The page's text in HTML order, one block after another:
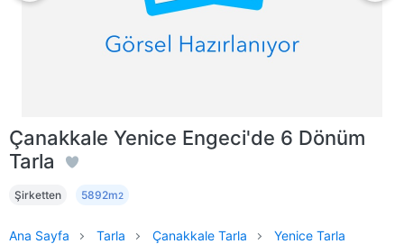
Çanakkale Yenice Engeci'de 6 Dönüm
Tarla
Şirketten 5892m2
Ana Sayfa Tarla Çanakkale Tarla Yenice Tarla